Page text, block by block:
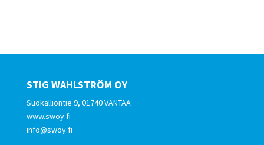
STIG WAHLSTRÖM OY
Suokalliontie 9, 01740 VANTAA
www.swoy.fi
info@swoy.fi